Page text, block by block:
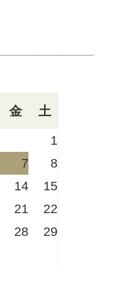
金 土
1
7
8
14
15
21
22
28
29